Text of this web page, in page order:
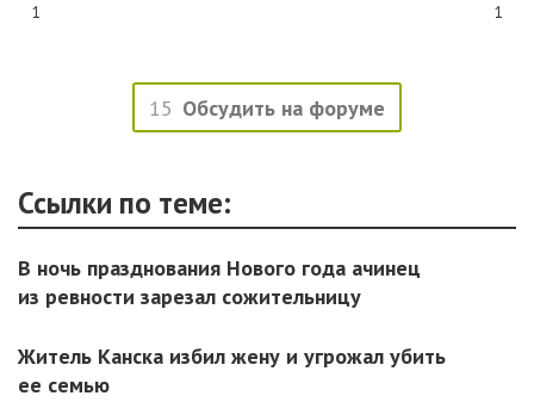
1 1
15 Обсудить на форуме
Ссылки по теме:
В ночь празднования Нового года ачинец
из ревности зарезал сожительницу
Житель Канска избил жену и угрожал убить
ее семью